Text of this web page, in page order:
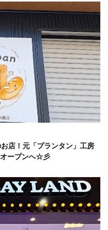
店！元「プランタン」工房
ープンへ☆彡